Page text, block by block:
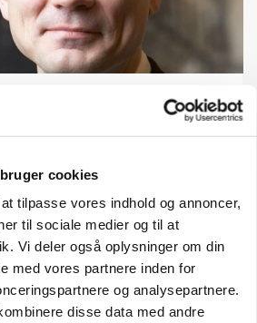
cookies
tilpasse vores indhold og annoncer,
til sociale medier og til at
Vi deler også oplysninger om din
med vores partnere inden for
og analysepartnere.
disse data med andre
igen i noteringsstrid: Tysk
4,30
Loading...